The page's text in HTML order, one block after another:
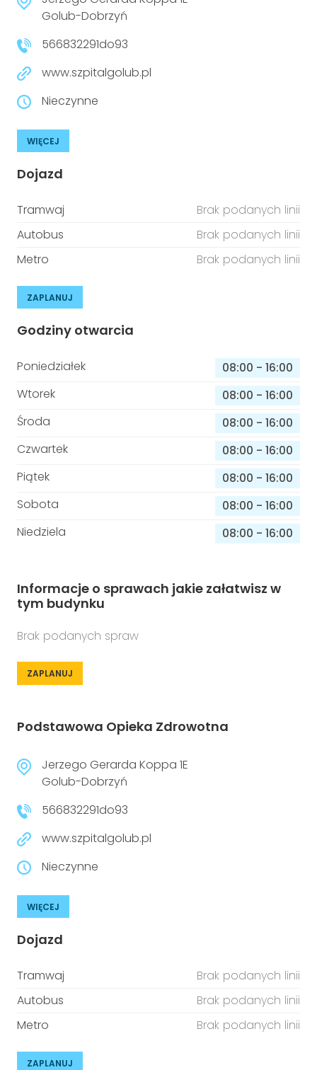
niepełnosprawnościami
Prawo
Prawa osób z niepełnosprawnościami
Aktualności
Urządzenia IoT
Golub-Dobrzyń
566832291do93
www.szpitalgolub.pl
Nieczynne
WIĘCEJ
Dojazd
Tramwaj
Brak podanych linii
Autobus
Brak podanych linii
Metro
Brak podanych linii
ZAPLANUJ
Godziny otwarcia
Poniedziałek 08:00 - 16:00
Wtorek
08:00 - 16:00
Środa
08:00 - 16:00
Czwartek
08:00 - 16:00
Piątek
08:00 - 16:00
Sobota
08:00 - 16:00
Niedziela
08:00 - 16:00
Informacje o sprawach jakie załatwisz w
tym budynku
Brak podanych spraw
ZAPLANUJ
Podstawowa Opieka Zdrowotna
Jerzego Gerarda Koppa 1E
Golub-Dobrzyń
566832291do93
www.szpitalgolub.pl
Nieczynne
WIĘCEJ
Dojazd
Tramwaj
Brak podanych linii
Autobus
Brak podanych linii
Metro
Brak podanych linii
ZAPLANUJ